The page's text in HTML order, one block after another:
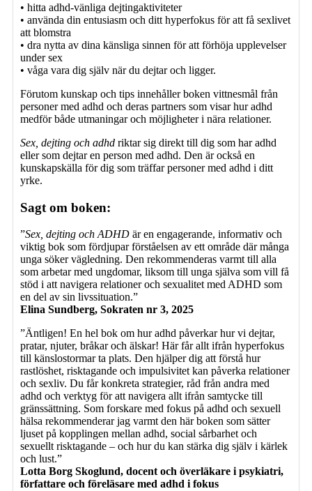
• hitta adhd-vänliga dejtingaktiviteter
• använda din entusiasm och ditt hyperfokus för att få sexlivet
att blomstra
• dra nytta av dina känsliga sinnen för att förhöja upplevelser
under sex
• våga vara dig själv när du dejtar och ligger.
Förutom kunskap och tips innehåller boken vittnesmål från
personer med adhd och deras partners som visar hur adhd
medför både utmaningar och möjligheter i nära relationer.
Sex, dejting och adhd riktar sig direkt till dig som har adhd
eller som dejtar en person med adhd. Den är också en
kunskapskälla för dig som träffar personer med adhd i ditt
yrke.
Sagt om boken:
”Sex, dejting och ADHD är en engagerande, informativ och
viktig bok som fördjupar förståelsen av ett område där många
unga söker vägledning. Den rekommenderas varmt till alla
som arbetar med ungdomar, liksom till unga själva som vill få
stöd i att navigera relationer och sexualitet med ADHD som
en del av sin livssituation.”
Elina Sundberg, Sokraten nr 3, 2025
”Äntligen! En hel bok om hur adhd påverkar hur vi dejtar,
pratar, njuter, bråkar och älskar! Här får allt ifrån hyperfokus
till känslostormar ta plats. Den hjälper dig att förstå hur
rastlöshet, risktagande och impulsivitet kan påverka relationer
och sexliv. Du får konkreta strategier, råd från andra med
adhd och verktyg för att navigera allt ifrån samtycke till
gränssättning. Som forskare med fokus på adhd och sexuell
hälsa rekommenderar jag varmt den här boken som sätter
ljuset på kopplingen mellan adhd, social sårbarhet och
sexuellt risktagande – och hur du kan stärka dig själv i kärlek
och lust.”
Lotta Borg Skoglund, docent och överläkare i psykiatri,
författare och föreläsare med adhd i fokus